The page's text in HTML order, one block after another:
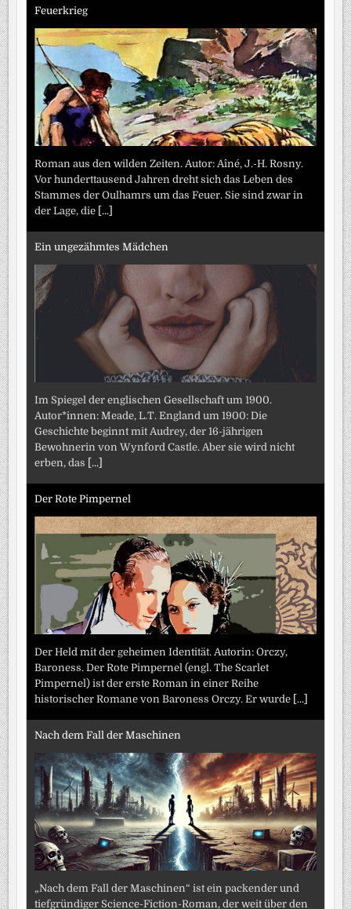
Feuerkrieg
Roman aus den wilden Zeiten. Autor: Aîné, J.-H. Rosny.
Vor hunderttausend Jahren dreht sich das Leben des
Stammes der Oulhamrs um das Feuer. Sie sind zwar in
der Lage, die [...]
Ein ungezähmtes Mädchen
Im Spiegel der englischen Gesellschaft um 1900.
Autor*innen: Meade, L.T. England um 1900: Die
Geschichte beginnt mit Audrey, der 16-jährigen
Bewohnerin von Wynford Castle. Aber sie wird nicht
erben, das [...]
Der Rote Pimpernel
Der Held mit der geheimen Identität. Autorin: Orczy,
Baroness. Der Rote Pimpernel (engl. The Scarlet
Pimpernel) ist der erste Roman in einer Reihe
historischer Romane von Baroness Orczy. Er wurde [...]
Nach dem Fall der Maschinen
„Nach dem Fall der Maschinen“ ist ein packender und
tiefgründiger Science-Fiction-Roman, der weit über den